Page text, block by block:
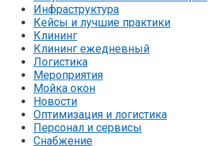
Инфраструктура
Кейсы и лучшие практики
Клининг
Клининг ежедневный
Логистика
Мероприятия
Мойка окон
Новости
Оптимизация и логистика
Персонал и сервисы
Снабжение